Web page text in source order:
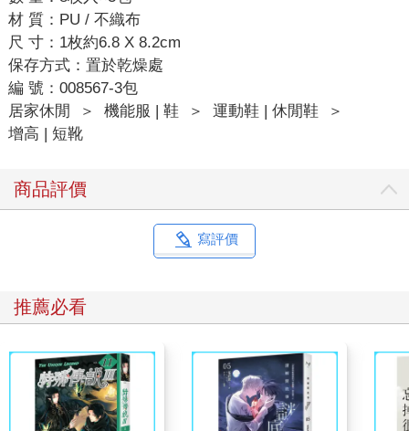
材 質：PU / 不織布
尺 寸：1枚約6.8 X 8.2cm
保存方式：置於乾燥處
編 號：008567-3包
居家休閒
＞ 機能服 | 鞋 ＞ 運動鞋 | 休閒鞋
＞
增高 | 短靴
商品評價
寫評價
推薦必看